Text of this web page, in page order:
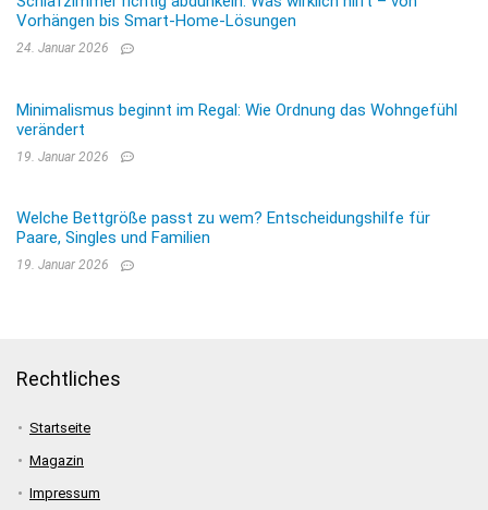
Vorhängen bis Smart-Home-Lösungen
24. Januar 2026
Minimalismus beginnt im Regal: Wie Ordnung das Wohngefühl
verändert
19. Januar 2026
Welche Bettgröße passt zu wem? Entscheidungshilfe für
Paare, Singles und Familien
19. Januar 2026
Rechtliches
Startseite
Magazin
Impressum